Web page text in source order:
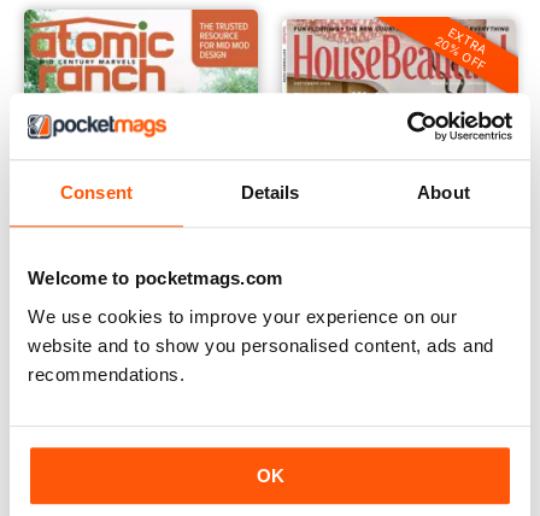
Consent Details About
Welcome to pocketmags.com
We use cookies to improve your experience on our
website and to show you personalised content, ads and
recommendations.
OK
Atomic Ranch
€71.94Sla67%
EXTRA
20% OFF
House Beautiful
€35,99Sla56%